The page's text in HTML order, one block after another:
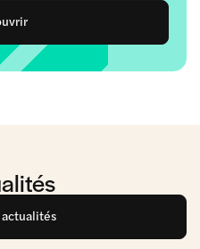
actualités